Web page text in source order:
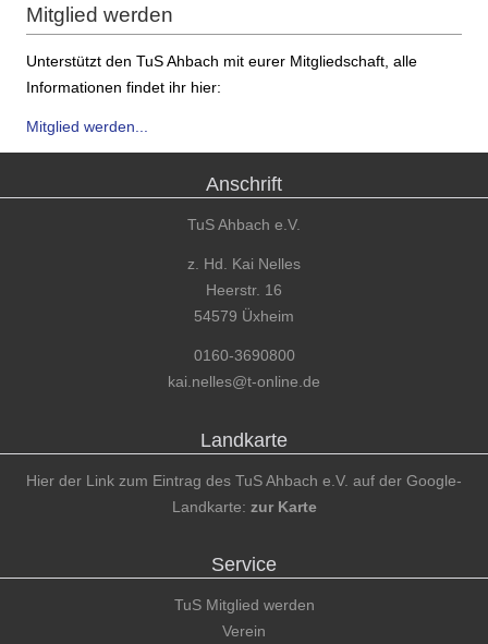
Mitglied werden
Unterstützt den TuS Ahbach mit eurer Mitgliedschaft, alle
Informationen findet ihr hier:
Mitglied werden...
Anschrift
TuS Ahbach e.V.
z. Hd. Kai Nelles
Heerstr. 16
54579 Üxheim
0160-3690800
kai.nelles@t-online.de
Landkarte
Hier der Link zum Eintrag des TuS Ahbach e.V. auf der Google-
Landkarte: zur Karte
Service
TuS Mitglied werden
Verein